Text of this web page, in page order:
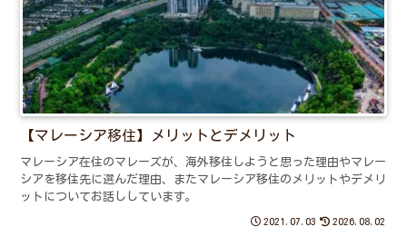
【マレーシア移住】メリットとデメリット
マレーシア在住のマレーズが、海外移住しようと思った理由やマレー
シアを移住先に選んだ理由、またマレーシア移住のメリットやデメリ
ットについてお話ししています。
2021.07.03 2026.08.02